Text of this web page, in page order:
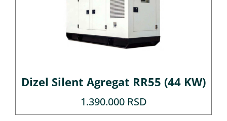
Dizel Silent Agregat RR55 (44 KW)
1.390.000 RSD